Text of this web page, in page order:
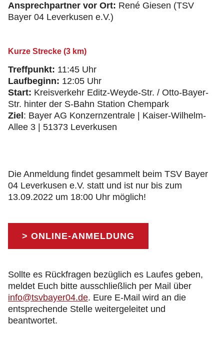
Ansprechpartner vor Ort: René Giesen (TSV
Bayer 04 Leverkusen e.V.)
Kurze Strecke (3 km)
Treffpunkt: 11:45 Uhr
Laufbeginn: 12:05 Uhr
Start: Kreisverkehr Editz-Weyde-Str. / Otto-Bayer-
Str. hinter der S-Bahn Station Chempark
Ziel : Bayer AG Konzernzentrale | Kaiser-Wilhelm-
Allee 3 | 51373 Leverkusen
Die Anmeldung findet gesammelt beim TSV Bayer
04 Leverkusen e.V. statt und ist nur bis zum
13.09.2022 um 18:00 Uhr möglich!
> ONLINE-ANMELDUNG
Sollte es Rückfragen bezüglich es Laufes geben,
meldet Euch bitte ausschließlich per Mail über
info@tsvbayer04.de. Eure E-Mail wird an die
entsprechende Stelle weitergeleitet und
beantwortet.